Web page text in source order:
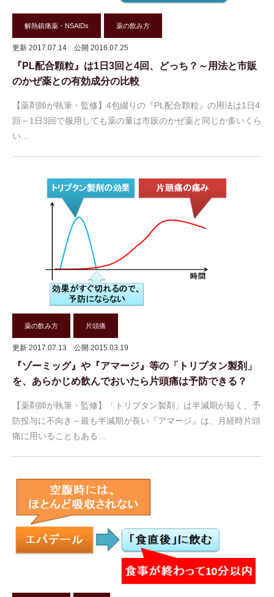
解熱鎮痛薬・NSAIDs 薬の飲み方
更新 2017.07.14 公開 2016.07.25
『PL配合顆粒』は1日3回と4回、どっち？～用法と市販
のかぜ薬との有効成分の比較
【薬剤師が執筆・監修】4包綴りの『PL配合顆粒』の用法は1日4
回～1日3回で服用しても薬の量は市販のかぜ薬と同じか多いくら
い…
薬の飲み方 片頭痛
更新 2017.07.13 公開 2015.03.19
『ゾーミッグ』や『アマージ』等の「トリプタン製剤」
を、あらかじめ飲んでおいたら片頭痛は予防できる？
【薬剤師が執筆・監修】「トリプタン製剤」は半減期が短く、予
防投与に不向き～最も半減期が長い『アマージ』は、月経時片頭
痛に用いることもある…